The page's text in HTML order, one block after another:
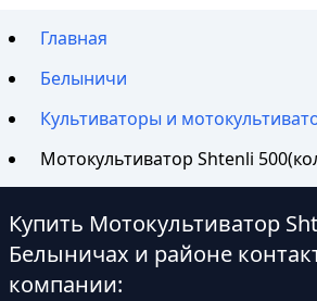
Главная
Белыничи
Культиваторы и
Мотокультиватор Shtenli
Купить Мотокультиватор
Белыничах и районе
компании: